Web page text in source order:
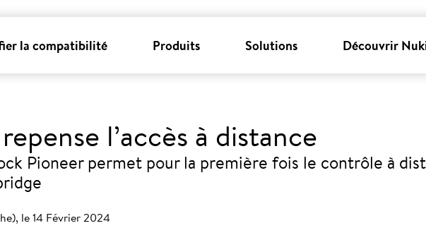
la compatibilité Produits Solutions Découvrir
l’accès à distance
Pioneer permet pour la première fois le contrôle à
le 14 Février 2024